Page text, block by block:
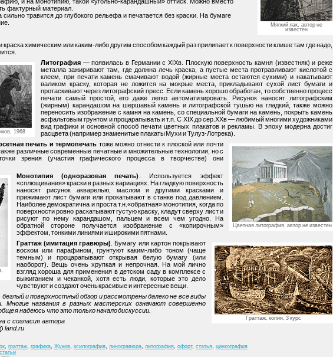
Мягкий лак, автор не
известен
фактурный материал.
травится до глубокого рельефа и печатается без краски. На бумаге
краска химическим или каким-либо другим способом каждый раз прилипает к поверхности клише там где надо,
1968
Литография — появилась в Германии с XIXв. Плоскую поверхность камня (известняк) и реже
металла зажиривают там, где должна лечь краска, а пустые места протравливают кислотой с
клеем, при печати камень смачивают водой (жирные места остаются сухими) и накатывают
валиком краску, которая не ложится на мокрые места, прикладывают сухой лист бумаги и
протаскивают через литографский пресс. Если камень хорошо обработан, то собственно процесс
печати самый простой, его даже легко автоматизировать. Рисунок наносят литографским
(жирным) карандашом на шершавый камень и литографской тушью на гладкий, также можно
переносить изображение с камня на камень, со специальной бумаги на камень, покрыть камень
асфальтовым грунтом и процарапывать и т.п. С XIX до сер.XXв — любимый многими художниками
вид графики и основной способ печати цветных плакатов и рекламы. В эпоху модерна достиг
расцвета (например знаменитые плакаты Мухи и Тулуз-Лотрека).
Цветная литография, автор не известен
печать и термопечать тоже можно отнести к плоской или почти
различные современные печатные и множительные технологии, но с
зрения (участия графического процесса в творчестве) они
Монотипия (одноразовая печать)
. Используется эффект
«сплющивания» краски в разных вариациях. На гладкую поверхность
наносят рисунок акварелью, маслом и другими красками и
прижимают лист бумаги или прокатывают в станке под давлением.
Наиболее демократична и проста т.н.«обратная» монотипия, когда по
поверхности ровно раскатывают густую краску, кладут сверху лист и
рисуют по нему карандашом, пальцем и всем чем угодно. На
обратной стороне получается изображение с «копирочным»
эффектом, тонкими линиями и широкими пятнами.
Граттаж, копия, 3 курс
Граттаж (имитация гравюры)
. Бумагу или картон покрывают
воском или парафином, грунтуют каким-либо тоном (чаще
темным) и процарапывают открывая белую бумагу (или
наоборот). Вещь очень хрупкая и непрочная. На мой лично
взгляд хороша для применения в детском саду в комплексе с
выжиганием и чеканкой, хотя есть люди, которые это дело
чувствуют и создают очень красивые и интересные вещи.
беглый и поверхностный обзор и рассмотрены далеко не все виды
Многие названия в разных мастерских означают совершенно
я надеюсь что это только начало дискуссии.
с согласия автора
land.ru
, граттаж, графика, Жуков, ксилография, линогравюра, литография, офорт, статья, цинкография